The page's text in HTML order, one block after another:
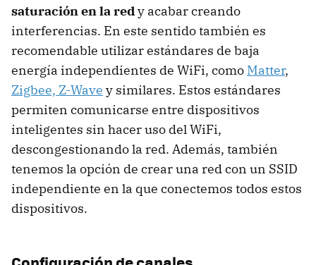
saturación en la redy acabar creando
interferencias. En este sentido también es
recomendable utilizar estándares de baja
energía independientes de WiFi, como Matter,
Zigbee, Z-Wave y similares. Estos estándares
permiten comunicarse entre dispositivos
inteligentes sin hacer uso del WiFi,
descongestionando la red. Además, también
tenemos la opción de crear una red con un SSID
independiente en la que conectemos todos estos
dispositivos.